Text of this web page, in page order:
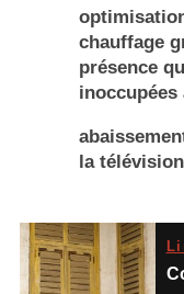
chauffage
présence
inoccupées
la